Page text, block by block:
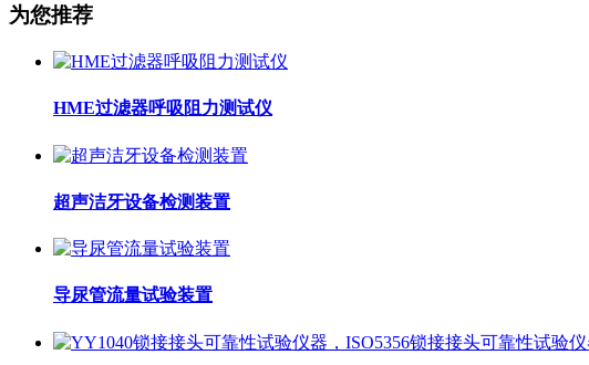
为您推荐
HME过滤器呼吸阻力测试仪
超声洁牙设备检测装置
导尿管流量试验装置